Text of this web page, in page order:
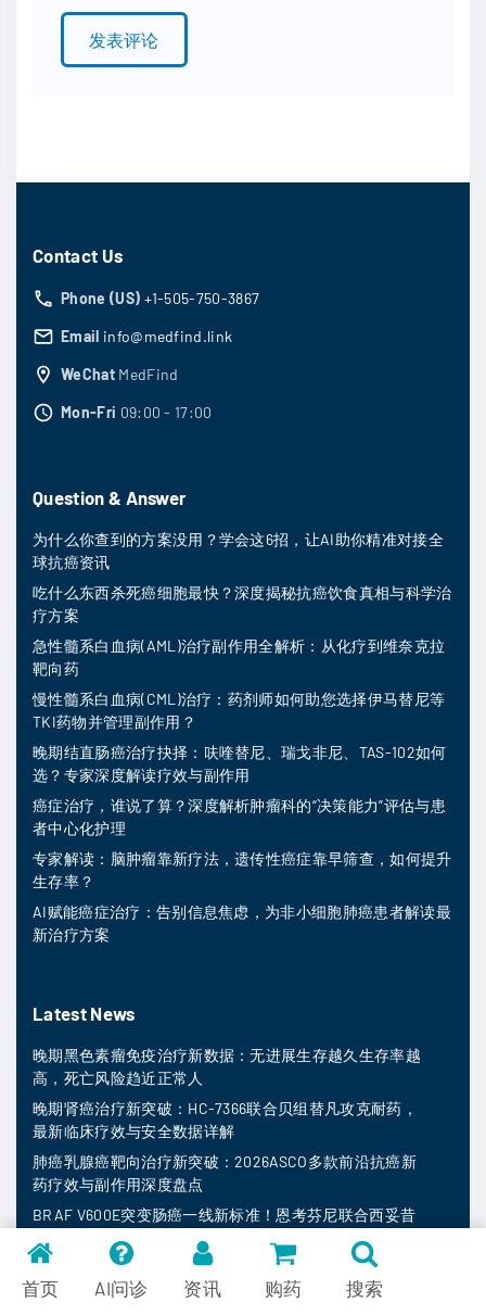
l
Contact Us
Phone (US) +1-505-750-3867
Email info@medfind.link
WeChat MedFind
Mon-Fri 09:00 - 17:00
Question & Answer
为什么你查到的方案没用？学会这6招，让AI助你精准对接全
球抗癌资讯
吃什么东西杀死癌细胞最快？深度揭秘抗癌饮食真相与科学治
疗方案
急性髓系白血病(AML)治疗副作用全解析：从化疗到维奈克拉
靶向药
慢性髓系白血病(CML)治疗：药剂师如何助您选择伊马替尼等
TKI药物并管理副作用？
晚期结直肠癌治疗抉择：呋喹替尼、瑞戈非尼、TAS-102如何
选？专家深度解读疗效与副作用
癌症治疗，谁说了算？深度解析肿瘤科的“决策能力”评估与患
者中心化护理
专家解读：脑肿瘤靠新疗法，遗传性癌症靠早筛查，如何提升
生存率？
AI赋能癌症治疗：告别信息焦虑，为非小细胞肺癌患者解读最
新治疗方案
Latest News
晚期黑色素瘤免疫治疗新数据：无进展生存越久生存率越
高，死亡风险趋近正常人
晚期肾癌治疗新突破：HC-7366联合贝组替凡攻克耐药，
最新临床疗效与安全数据详解
肺癌乳腺癌靶向治疗新突破：2026ASCO多款前沿抗癌新
药疗效与副作用深度盘点
BRAF V600E突变肠癌一线新标准！恩考芬尼联合西妥昔
单抗及化疗显著延长生存期
乳腺癌CDK4/6耐药后怎么办？吉雷司群联合依维莫司显
著推迟化疗
首页 AI问诊 资讯 购药 搜索